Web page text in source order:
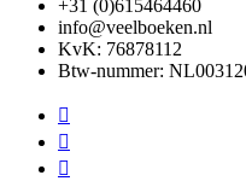
+31 (0)615464460
info@veelboeken.nl
KvK: 76878112
Btw-nummer: